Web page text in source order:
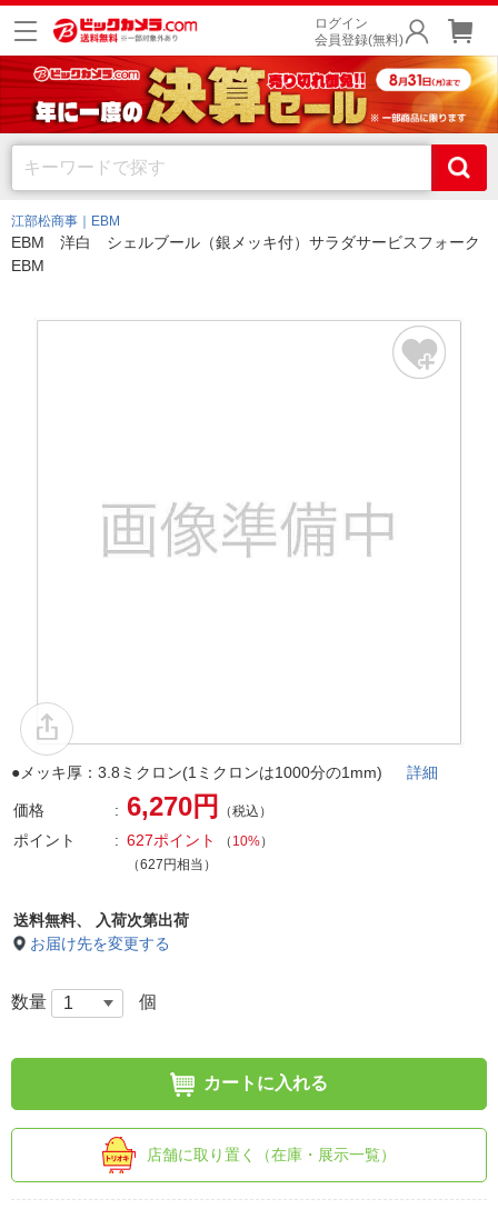
ログイン
会員登録(無料)
江部松商事｜EBM
EBM 洋白 シェルブール（銀メッキ付）サラダサービスフォーク
EBM
●メッキ厚：3.8ミクロン(1ミクロンは1000分の1mm) 詳細
価格 6,270円 （税込）
ポイント 627ポイント （ 10%）
（627円相当）
送料無料、
入荷次第出荷
お届け先を変更する
数量 個
カートに入れる
店舗に取り置く（在庫・展示一覧）